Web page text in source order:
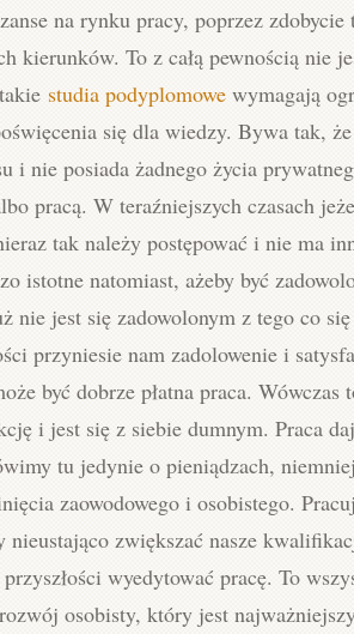
na rynku pracy, poprzez zdobycie
kierunków. To z całą pewnością nie
studia podyplomowe wymagają
się dla wiedzy. Bywa tak,
i nie posiada żadnego życia
pracą. W teraźniejszych czasach
tak należy postępować i nie ma
istotne natomiast, ażeby być
nie jest się zadowolonym z tego co
przyniesie nam zadolowenie i
być dobrze płatna praca. Wówczas
i jest się z siebie dumnym. Praca
tu jedynie o pieniądzach,
zaowodowego i osobistego.
nieustająco zwiększać nasze
wyedytować pracę. To
osobisty, który jest